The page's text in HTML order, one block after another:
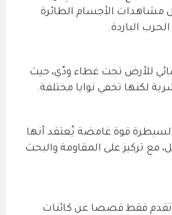
مشاهدات الأجسام الطائرة
الباردة.
للأرض تحت غطاء ودّي، حيث
لكنها تخفي نوايا مختلفة.
لسيطرة قوة غامضة يُعتقد أنها
مع تركيز على المقاومة والبحث
فقط قصصا عن كائنات